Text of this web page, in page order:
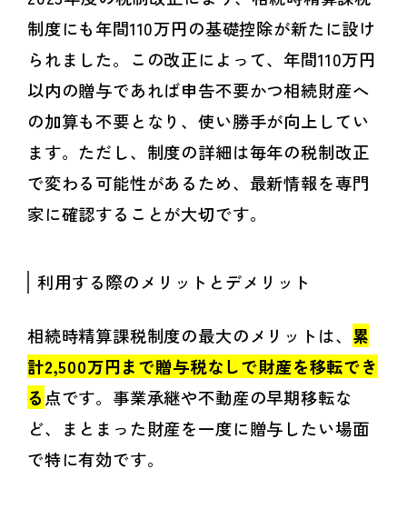
制度にも年間110万円の基礎控除が新たに設け
られました。この改正によって、年間110万円
以内の贈与であれば申告不要かつ相続財産へ
の加算も不要となり、使い勝手が向上してい
ます。ただし、制度の詳細は毎年の税制改正
で変わる可能性があるため、最新情報を専門
家に確認することが大切です。
利用する際のメリットとデメリット
相続時精算課税制度の最大のメリットは、 累
計2,500万円まで贈与税なしで財産を移転でき
る点です。事業承継や不動産の早期移転な
ど、まとまった財産を一度に贈与したい場面
で特に有効です。